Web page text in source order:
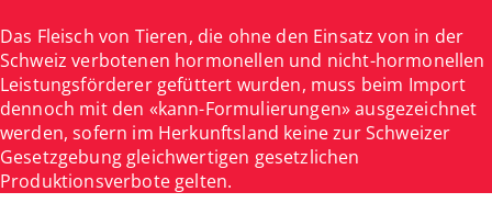
Das Fleisch von Tieren, die ohne den Einsatz von in der
Schweiz verbotenen hormonellen und nicht-hormonellen
Leistungsförderer gefüttert wurden, muss beim Import
dennoch mit den «kann-Formulierungen» ausgezeichnet
werden, sofern im Herkunftsland keine zur Schweizer
Gesetzgebung gleichwertigen gesetzlichen
Produktionsverbote gelten.